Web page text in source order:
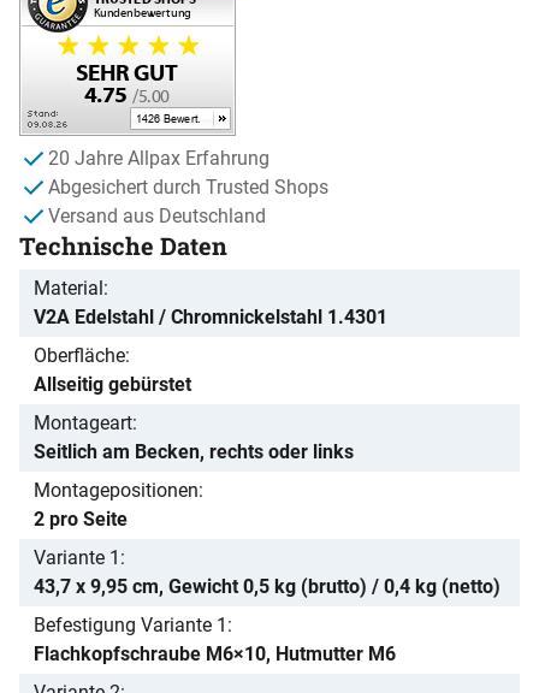
20 Jahre Allpax Erfahrung
Abgesichert durch Trusted Shops
Versand aus Deutschland
Technische Daten
Material
V2A Edelstahl / Chromnickelstahl 1.4301
Oberfläche
Allseitig gebürstet
Montageart
Seitlich am Becken, rechts oder links
Montagepositionen
2 pro Seite
Variante 1
43,7 x 9,95 cm, Gewicht 0,5 kg (brutto) / 0,4 kg (netto)
Befestigung Variante 1
Flachkopfschraube M6×10, Hutmutter M6